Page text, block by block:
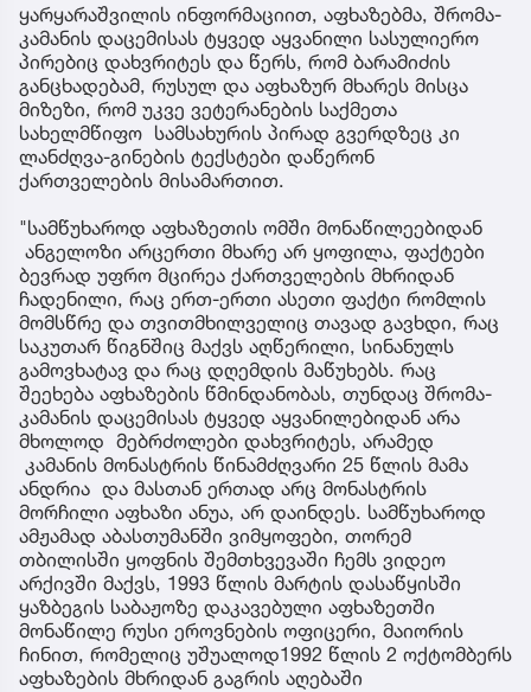
ყარყარაშვილის ინფორმაციით, აფხაზებმა, შრომა-
კამანის დაცემისას ტყვედ აყვანილი სასულიერო
პირებიც დახვრიტეს და წერს, რომ ბარამიძის
განცხადებამ, რუსულ და აფხაზურ მხარეს მისცა
მიზეზი, რომ უკვე ვეტერანების საქმეთა
სახელმწიფო სამსახურის პირად გვერდზეც კი
ლანძღვა-გინების ტექსტები დაწერონ
ქართველების მისამართით.
"სამწუხაროდ აფხაზეთის ომში მონაწილეებიდან
ანგელოზი არცერთი მხარე არ ყოფილა, ფაქტები
ბევრად უფრო მცირეა ქართველების მხრიდან
ჩადენილი, რაც ერთ-ერთი ასეთი ფაქტი რომლის
მომსწრე და თვითმხილველიც თავად გავხდი, რაც
საკუთარ წიგნშიც მაქვს აღწერილი, სინანულს
გამოვხატავ და რაც დღემდის მაწუხებს. რაც
შეეხება აფხაზების წმინდანობას, თუნდაც შრომა-
კამანის დაცემისას ტყვედ აყვანილებიდან არა
მხოლოდ მებრძოლები დახვრიტეს, არამედ
კამანის მონასტრის წინამძღვარი 25 წლის მამა
ანდრია და მასთან ერთად არც მონასტრის
მორჩილი აფხაზი ანუა, არ დაინდეს. სამწუხაროდ
ამჟამად აბასთუმანში ვიმყოფები, თორემ
თბილისში ყოფნის შემთხვევაში ჩემს ვიდეო
არქივში მაქვს, 1993 წლის მარტის დასაწყისში
ყაზბეგის საბაჟოზე დაკავებული აფხაზეთში
მონაწილე რუსი ეროვნების ოფიცერი, მაიორის
ჩინით, რომელიც უშუალოდ1992 წლის 2 ოქტომბერს
აფხაზების მხრიდან გაგრის აღებაში